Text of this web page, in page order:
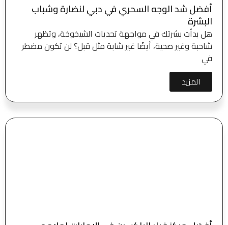
أفضل شد الوجه السحري في دبي لنضارة وشباب
البشرة
هل بدأت بشرتك في مواجهة تحديات الشيخوخة، وتظهر
شاحبة وغير صحية، أيضًا غير شابة مثل قبل؟ لن تكون مضطر
في
المزيد